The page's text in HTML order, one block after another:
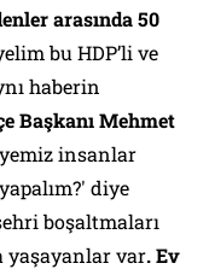
arasında 50
bu HDP’li ve
haberin
Başkanı Mehmet
insanlar
diye
boşaltmaları
yaşayanlar var. Ev